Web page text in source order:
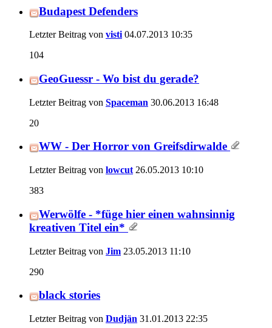
Budapest Defenders
Letzter Beitrag von visti 04.07.2013 10:35
104
GeoGuessr - Wo bist du gerade?
Letzter Beitrag von Spaceman 30.06.2013 16:48
20
WW - Der Horror von Greifsdirwalde
Letzter Beitrag von lowcut 26.05.2013 10:10
383
Werwölfe - *füge hier einen wahnsinnig
kreativen Titel ein*
Letzter Beitrag von Jim 23.05.2013 11:10
290
black stories
Letzter Beitrag von Dudjän 31.01.2013 22:35